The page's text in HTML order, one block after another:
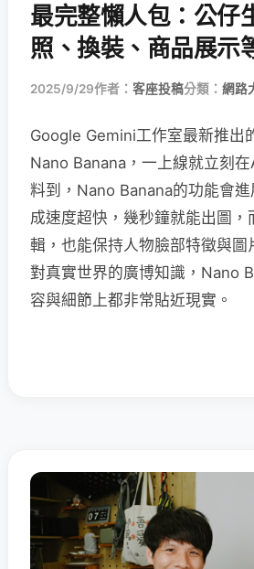
最完整懶人包：公仔
照、換裝、商品展示
2025/9/29作者： 客座投稿分類： 網路
Google Gemini工作室最新推
Nano Banana，一上線就立刻
料到，Nano Banana的功能會
成速度超快，幾秒鐘就能出圖，
輯，也能保持人物臉部特徵與圖
對真實世界的廣博知識，Nano
容與細節上都非常貼近現實。